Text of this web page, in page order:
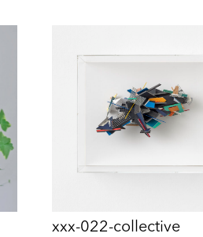
xxx-022-collective